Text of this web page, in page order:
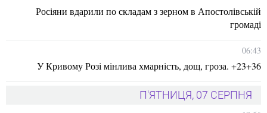
Росіяни вдарили по складам з зерном в Апостолівській
громаді
06:43
У Кривому Розі мінлива хмарність, дощ, гроза. +23+36
П'ЯТНИЦЯ, 07 СЕРПНЯ